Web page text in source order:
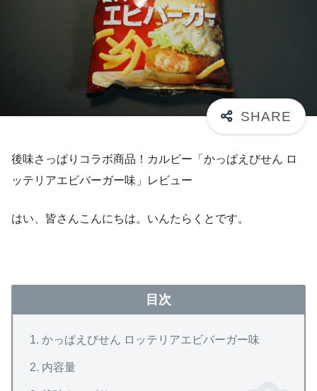
後味さっぱりコラボ商品！カルビー「かっぱえびせん ロ
ッテリアエビバーガー味」レビュー
はい、皆さんこんにちは。いんたらくとです。
目次
かっぱえびせん ロッテリアエビバーガー味
内容量